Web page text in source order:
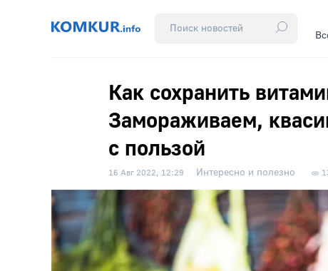
Как сохранить
Замораживаем,
с пользой
16 Авг 2022, 12:29 Интересно и полезно